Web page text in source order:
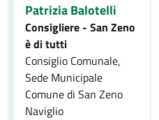
Patrizia Balotelli
Consigliere - San Zeno
è di tutti
Consiglio Comunale,
Sede Municipale
Comune di San Zeno
Naviglio